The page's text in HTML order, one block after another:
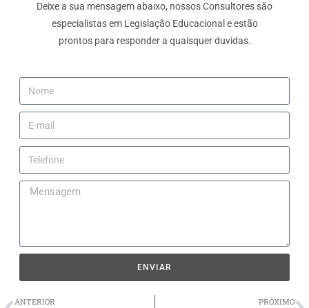
Deixe a sua mensagem abaixo, nossos Consultores são
especialistas em Legislação Educacional e estão
prontos para responder a quaisquer duvidas.
ENVIAR
ANTERIOR PRÓXIMO